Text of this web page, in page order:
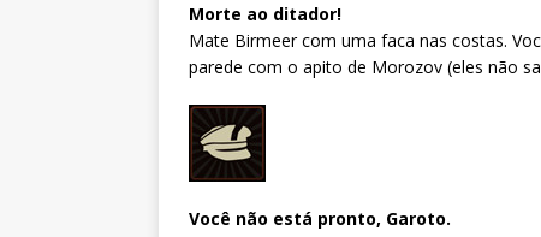
Morte ao ditador!
Mate Birmeer com uma faca nas costas.
parede com o apito de Morozov (eles não
Você não está pronto, Garoto.